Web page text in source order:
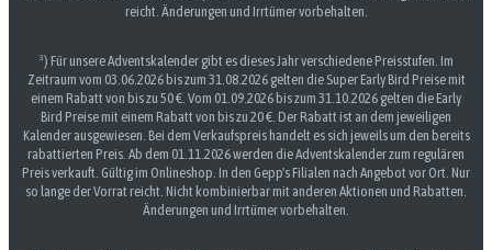
reicht. Änderungen und Irrtümer vorbehalten.
³) Für unsere Adventskalender gibt es dieses Jahr verschiedene Preisstufen. Im
Zeitraum vom 03.06.2026 bis zum 31.08.2026 gelten die Super Early Bird Preise mit
einem Rabatt von bis zu 50 €. Vom 01.09.2026 bis zum 31.10.2026 gelten die Early
Bird Preise mit einem Rabatt von bis zu 20 €. Der Rabatt ist an dem jeweiligen
Kalender ausgewiesen. Bei dem Verkaufspreis handelt es sich jeweils um den bereits
rabattierten Preis. Ab dem 01.11.2026 werden die Adventskalender zum regulären
Preis verkauft. Gültig im Onlineshop. In den Gepp's Filialen nach Angebot vor Ort. Nur
so lange der Vorrat reicht. Nicht kombinierbar mit anderen Aktionen und Rabatten.
Änderungen und Irrtümer vorbehalten.